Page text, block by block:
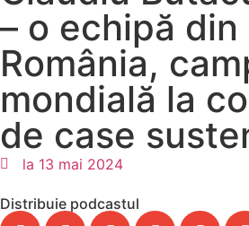
– o echipă din
România,
mondială la
de case
la 13 mai 2024
Distribuie podcastul